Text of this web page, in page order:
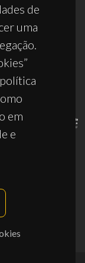
de
uma
em
e
2025